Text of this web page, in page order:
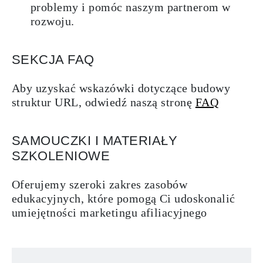
problemy i pomóc naszym partnerom w
rozwoju.
SEKCJA FAQ
Aby uzyskać wskazówki dotyczące budowy
struktur URL, odwiedź naszą stronę FAQ
SAMOUCZKI I MATERIAŁY
SZKOLENIOWE
Oferujemy szeroki zakres zasobów
edukacyjnych, które pomogą Ci udoskonalić
umiejętności marketingu afiliacyjnego